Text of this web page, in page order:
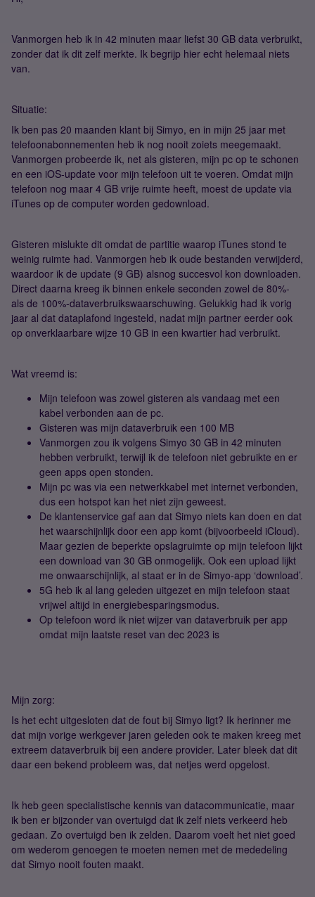
Vanmorgen heb ik in 42 minuten maar liefst 30 GB data verbruikt,
zonder dat ik dit zelf merkte. Ik begrijp hier echt helemaal niets
van.
Situatie:
Ik ben pas 20 maanden klant bij Simyo, en in mijn 25 jaar met
telefoonabonnementen heb ik nog nooit zoiets meegemaakt.
Vanmorgen probeerde ik, net als gisteren, mijn pc op te schonen
en een iOS-update voor mijn telefoon uit te voeren. Omdat mijn
telefoon nog maar 4 GB vrije ruimte heeft, moest de update via
iTunes op de computer worden gedownload.
Gisteren mislukte dit omdat de partitie waarop iTunes stond te
weinig ruimte had. Vanmorgen heb ik oude bestanden verwijderd,
waardoor ik de update (9 GB) alsnog succesvol kon downloaden.
Direct daarna kreeg ik binnen enkele seconden zowel de 80%-
als de 100%-dataverbruikswaarschuwing. Gelukkig had ik vorig
jaar al dat dataplafond ingesteld, nadat mijn partner eerder ook
op onverklaarbare wijze 10 GB in een kwartier had verbruikt.
Wat vreemd is:
Mijn telefoon was zowel gisteren als vandaag met een
kabel verbonden aan de pc.
Gisteren was mijn dataverbruik een 100 MB
Vanmorgen zou ik volgens Simyo 30 GB in 42 minuten
hebben verbruikt, terwijl ik de telefoon niet gebruikte en er
geen apps open stonden.
Mijn pc was via een netwerkkabel met internet verbonden,
dus een hotspot kan het niet zijn geweest.
De klantenservice gaf aan dat Simyo niets kan doen en dat
het waarschijnlijk door een app komt (bijvoorbeeld iCloud).
Maar gezien de beperkte opslagruimte op mijn telefoon lijkt
een download van 30 GB onmogelijk. Ook een upload lijkt
me onwaarschijnlijk, al staat er in de Simyo-app ‘download’.
5G heb ik al lang geleden uitgezet en mijn telefoon staat
vrijwel altijd in energiebesparingsmodus.
Op telefoon word ik niet wijzer van dataverbruik per app
omdat mijn laatste reset van dec 2023 is
Mijn zorg:
Is het echt uitgesloten dat de fout bij Simyo ligt? Ik herinner me
dat mijn vorige werkgever jaren geleden ook te maken kreeg met
extreem dataverbruik bij een andere provider. Later bleek dat dit
daar een bekend probleem was, dat netjes werd opgelost.
Ik heb geen specialistische kennis van datacommunicatie, maar
ik ben er bijzonder van overtuigd dat ik zelf niets verkeerd heb
gedaan. Zo overtuigd ben ik zelden. Daarom voelt het niet goed
om wederom genoegen te moeten nemen met de mededeling
dat Simyo nooit fouten maakt.